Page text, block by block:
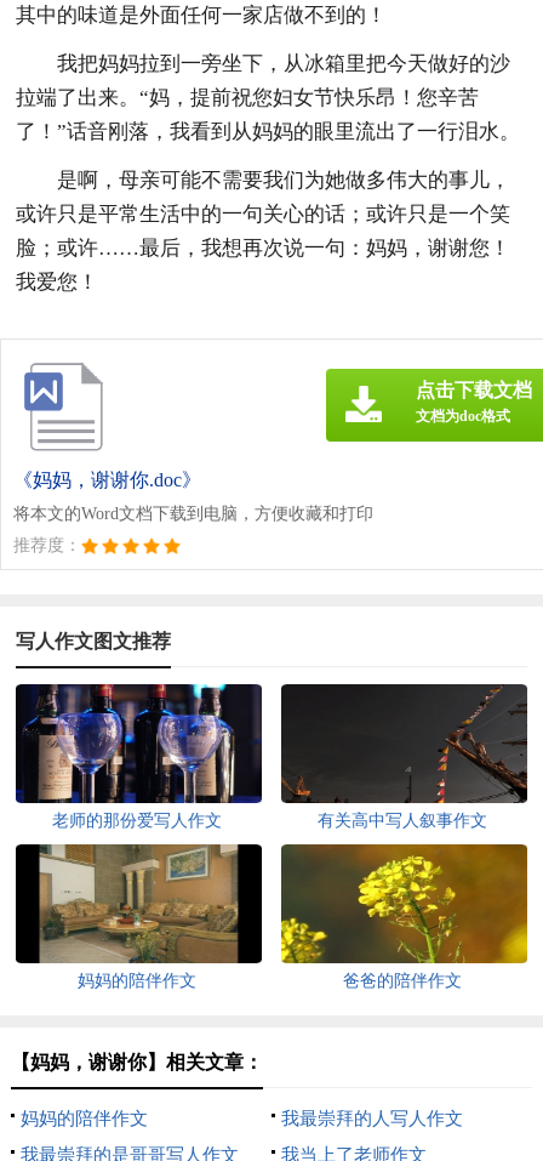
其中的味道是外面任何一家店做不到的！
我把妈妈拉到一旁坐下，从冰箱里把今天做好的沙
拉端了出来。“妈，提前祝您妇女节快乐昂！您辛苦
了！”话音刚落，我看到从妈妈的眼里流出了一行泪水。
是啊，母亲可能不需要我们为她做多伟大的事儿，
或许只是平常生活中的一句关心的话；或许只是一个笑
脸；或许……最后，我想再次说一句：妈妈，谢谢您！
我爱您！
《妈妈，谢谢你.doc》
将本文的Word文档下载到电脑，方便收藏和打印
推荐度：
点击下载文档
文档为doc格式
写人作文图文推荐
老师的那份爱写人作文 有关高中写人叙事作文
妈妈的陪伴作文 爸爸的陪伴作文
【妈妈，谢谢你】相关文章：
妈妈的陪伴作文
我最崇拜的人写人作文
我最崇拜的是哥哥写人作文
我当上了老师作文